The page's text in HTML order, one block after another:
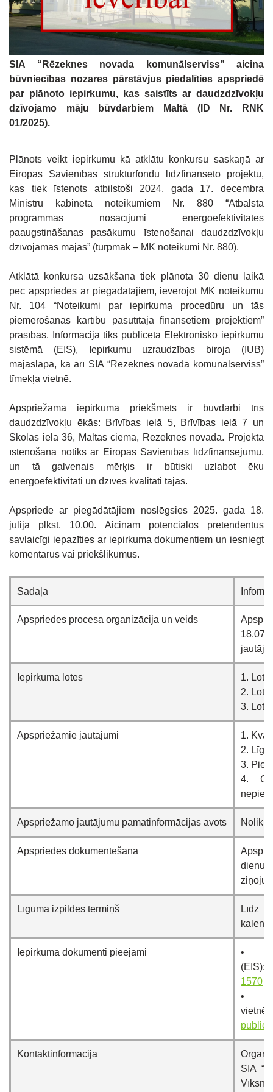
SIA “Rēzeknes novada komunālserviss” aicina
būvniecības nozares pārstāvjus piedalīties apspriedē
par plānoto iepirkumu, kas saistīts ar daudzdzīvokļu
dzīvojamo māju būvdarbiem Maltā (ID Nr. RNK
01/2025).
Plānots veikt iepirkumu kā atklātu konkursu saskaņā ar
Eiropas Savienības struktūrfondu līdzfinansēto projektu,
kas tiek īstenots atbilstoši 2024. gada 17. decembra
Ministru kabineta noteikumiem Nr. 880 “Atbalsta
programmas nosacījumi energoefektivitātes
paaugstināšanas pasākumu īstenošanai daudzdzīvokļu
dzīvojamās mājās” (turpmāk – MK noteikumi Nr. 880).
Atklātā konkursa uzsākšana tiek plānota 30 dienu laikā
pēc apspriedes ar piegādātājiem, ievērojot MK noteikumu
Nr. 104 “Noteikumi par iepirkuma procedūru un tās
piemērošanas kārtību pasūtītāja finansētiem projektiem”
prasības. Informācija tiks publicēta Elektronisko iepirkumu
sistēmā (EIS), Iepirkumu uzraudzības biroja (IUB)
mājaslapā, kā arī SIA “Rēzeknes novada komunālserviss”
tīmekļa vietnē.
Apspriežamā iepirkuma priekšmets ir būvdarbi trīs
daudzdzīvokļu ēkās: Brīvības ielā 5, Brīvības ielā 7 un
Skolas ielā 36, Maltas ciemā, Rēzeknes novadā. Projekta
īstenošana notiks ar Eiropas Savienības līdzfinansējumu,
un tā galvenais mērķis ir būtiski uzlabot ēku
energoefektivitāti un dzīves kvalitāti tajās.
Apspriede ar piegādātājiem noslēgsies 2025. gada 18.
jūlijā plkst. 10.00. Aicinām potenciālos pretendentus
savlaicīgi iepazīties ar iepirkuma dokumentiem un iesniegt
komentārus vai priekšlikumus.
Sadaļa
Apspriedes procesa organizācija un veids
Iepirkuma lotes
1.
2.
3. Lote
Apspriežamie jautājumi
1.
2.
3.
4.
Apspriežamo jautājumu pamatinformācijas avots
Apspriedes dokumentēšana
dienu
Līguma izpildes termiņš
Līdz
Iepirkuma dokumenti pieejami
•
(EIS):
1570
•
Kontaktinformācija
SIA
Vīksne